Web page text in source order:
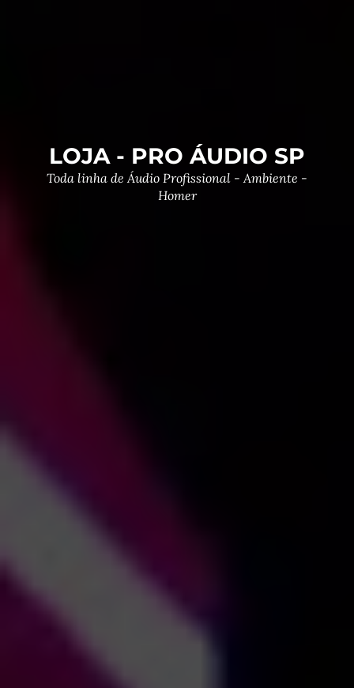
LOJA - PRO ÁUDIO SP
Toda linha de Áudio Profissional - Ambiente -
Homer